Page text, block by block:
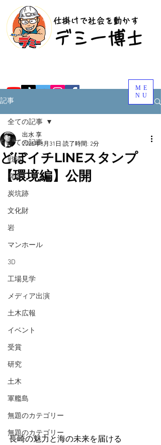
​仕掛けで社会を動かす
​デミー博士
ME
NU
記事
全ての記事
戦跡
廃墟
炭坑跡
文化財
岩
マンホール
3D
工場見学
メディア出演
土木広報
イベント
受賞
研究
土木
軍艦島
無題のカテゴリー
無題のカテゴリー
全ての記事
どぼイチLINEスタンプ
【環境編】公開
出水 享
2025年8月31日 読了時間: 2分
長崎の魅力と海の未来を届ける